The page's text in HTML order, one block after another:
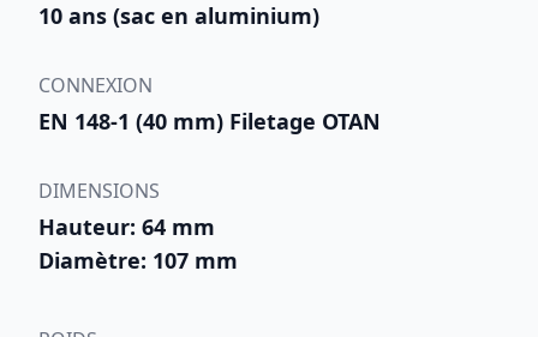
10 ans (sac en aluminium)
CONNEXION
EN 148-1 (40 mm) Filetage OTAN
DIMENSIONS
Hauteur: 64 mm
Diamètre: 107 mm